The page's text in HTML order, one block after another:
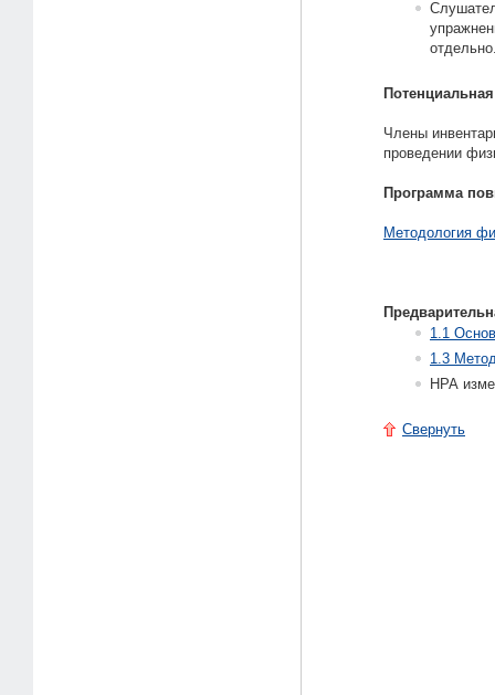
Члены
проведении
Программа
Методология
1.1
1.3
НРА
Свернуть